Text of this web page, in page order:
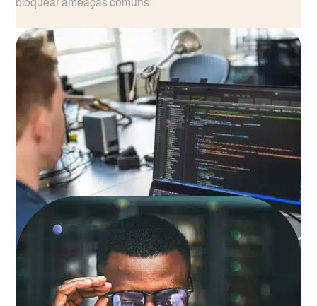
bloquear ameaças comuns.